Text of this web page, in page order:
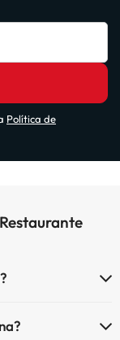
Política de